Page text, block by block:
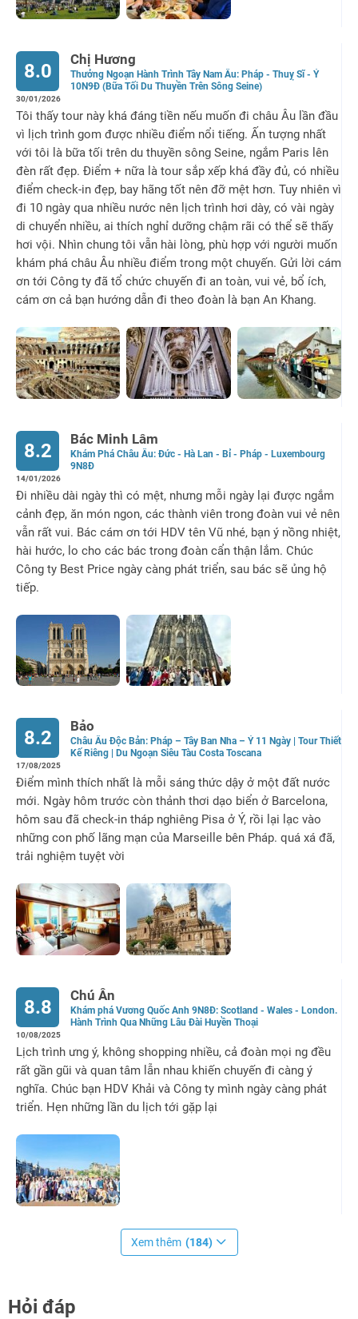
Chị Hương
Thưởng Ngoạn Hành Trình Tây Nam Âu: Pháp - Thuỵ Sĩ - Ý
10N9Đ (Bữa Tối Du Thuyền Trên Sông Seine)
8.0
30/01/2026
Tôi thấy tour này khá đáng tiền nếu muốn đi châu Âu lần đầu
vì lịch trình gom được nhiều điểm nổi tiếng. Ấn tượng nhất
với tôi là bữa tối trên du thuyền sông Seine, ngắm Paris lên
đèn rất đẹp. Điểm + nữa là tour sắp xếp khá đầy đủ, có nhiều
điểm check-in đẹp, bay hãng tốt nên đỡ mệt hơn. Tuy nhiên vì
đi 10 ngày qua nhiều nước nên lịch trình hơi dày, có vài ngày
di chuyển nhiều, ai thích nghỉ dưỡng chậm rãi có thể sẽ thấy
hơi vội. Nhìn chung tôi vẫn hài lòng, phù hợp với người muốn
khám phá châu Âu nhiều điểm trong một chuyến. Gửi lời cám
ơn tới Công ty đã tổ chức chuyến đi an toàn, vui vẻ, bổ ích,
cám ơn cả bạn hướng dẫn đi theo đoàn là bạn An Khang.
Bác Minh Lâm
Khám Phá Châu Âu: Đức - Hà Lan - Bỉ - Pháp - Luxembourg
9N8Đ
8.2
14/01/2026
Đi nhiều dài ngày thì có mệt, nhưng mỗi ngày lại được ngắm
cảnh đẹp, ăn món ngon, các thành viên trong đoàn vui vẻ nên
vẫn rất vui. Bác cám ơn tới HDV tên Vũ nhé, bạn ý nồng nhiệt,
hài hước, lo cho các bác trong đoàn cẩn thận lắm. Chúc
Công ty Best Price ngày càng phát triển, sau bác sẽ ủng hộ
tiếp.
Bảo
Châu Âu Độc Bản: Pháp – Tây Ban Nha – Ý 11 Ngày | Tour Thiết
Kế Riêng | Du Ngoạn Siêu Tàu Costa Toscana
8.2
17/08/2025
Điểm mình thích nhất là mỗi sáng thức dậy ở một đất nước
mới. Ngày hôm trước còn thảnh thơi dạo biển ở Barcelona,
hôm sau đã check-in tháp nghiêng Pisa ở Ý, rồi lại lạc vào
những con phố lãng mạn của Marseille bên Pháp. quá xá đã,
trải nghiệm tuyệt vời
Chú Ân
Khám phá Vương Quốc Anh 9N8Đ: Scotland - Wales - London.
Hành Trình Qua Những Lâu Đài Huyền Thoại
8.8
10/08/2025
Lịch trình ưng ý, không shopping nhiều, cả đoàn mọi ng đều
rất gần gũi và quan tâm lẫn nhau khiến chuyến đi càng ý
nghĩa. Chúc bạn HDV Khải và Công ty mình ngày càng phát
triển. Hẹn những lần du lịch tới gặp lại
Xem thêm (184)
Hỏi đáp